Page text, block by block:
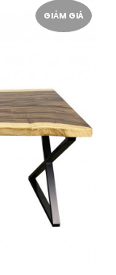
GIẢM GIÁ